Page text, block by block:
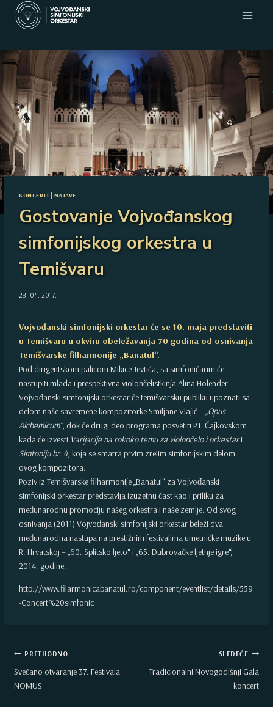
KONCERTI NAJAVE
Gostovanje Vojvođanskog
simfonijskog orkestra u
Temišvaru
28. 04. 2017.
Vojvođanski simfonijski orkestar će se 10. maja predstaviti
u Temišvaru u okviru obeležavanja 70 godina od osnivanja
Temišvarske filharmonije „Banatul“.
Pod dirigentskom palicom Mikice Jevtića, sa simfoničarim će
nastupiti mlada i prespektivna violončelistkinja Alina Holender.
Vojvođanski simfonijski orkestar će temišvarsku publiku upoznati sa
delom naše savremene kompozitorke Smiljane Vlajić –„Opus
Alchemicum“, dok će drugi deo programa posvetiti P.I. Čajkovskom
kada će izvesti Varijacije na rokoko temu za violončelo i orkestari
Simfoniju br. 4, koja se smatra prvim zrelim simfonijskim delom
ovog kompozitora.
Poziv iz Temišvarske filharmonije „Banatul“ za Vojvođanski
simfonijski orkestar predstavlja izuzetnu čast kao i priliku za
međunarodnu promociju našeg orkestra i naše zemlje. Od svog
osnivanja (2011) Vojvođanski simfonijski orkestar beleži dva
međunarodna nastupa na prestižnim festivalima umetničke muzike u
R. Hrvatskoj – „60. Splitsko ljeto“ i „65. Dubrovačke ljetnje igre“,
2014. godine.
http://www.filarmonicabanatul.ro/component/eventlist/details/559
-Concert%20simfonic
Kretanje
članka
PRETHODNO
Svečano otvaranje 37. Festivala
NOMUS
SLEDEĆE
Tradicionalni Novogodišnji Gala
koncert